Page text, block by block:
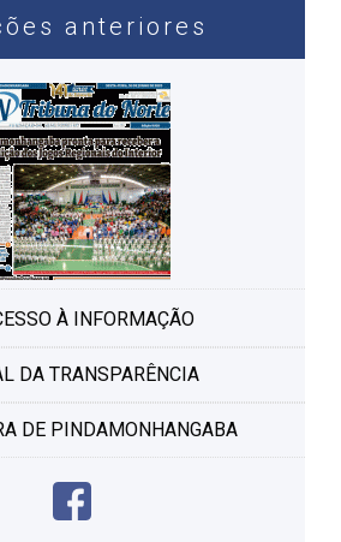
anteriores
À INFORMAÇÃO
DA TRANSPARÊNCIA
DE PINDAMONHANGABA